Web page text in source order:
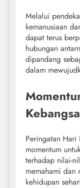
Melalui
kemanusiaan
dapat terus
hubungan
dipandang
dalam
Peringatan Hari
momentum
terhadap nilai-
memahami dan
kehidupan